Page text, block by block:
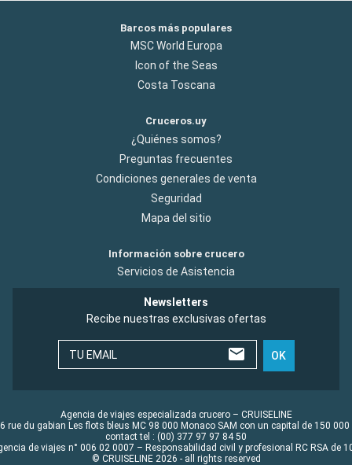
Barcos más populares
MSC World Europa
Icon of the Seas
Costa Toscana
Cruceros.uy
¿Quiénes somos?
Preguntas frecuentes
Condiciones generales de venta
Seguridad
Mapa del sitio
Información sobre crucero
Servicios de Asistencia
Newsletters
Recibe nuestras exclusivas ofertas
TU EMAIL OK
Agencia de viajes especializada crucero – CRUISELINE
rue du gabian Les flots bleus MC 98 000 Monaco SAM con un capital de 150 000
contact tel : (00) 377 97 97 84 50
de viajes n° 006 02 0007 – Responsabilidad civil y profesional RC RSA de
© CRUISELINE 2026 - all rights reserved